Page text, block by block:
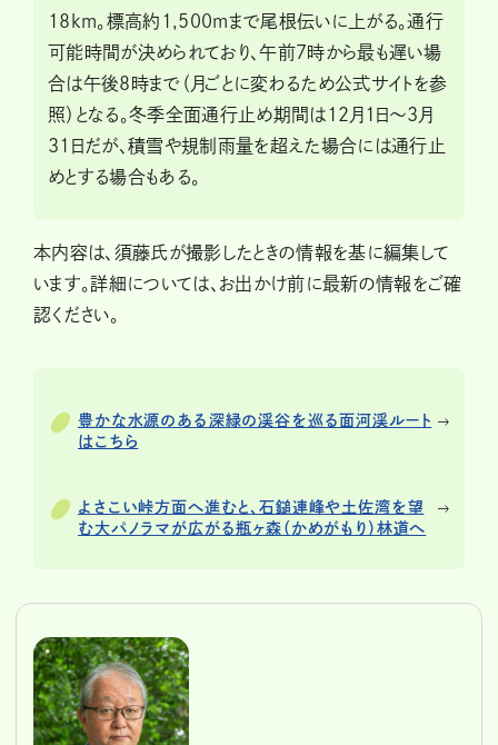
18km。標高約1,500mまで尾根伝いに上がる。通行
可能時間が決められており、午前7時から最も遅い場
合は午後8時まで（月ごとに変わるため公式サイトを参
照）となる。冬季全面通行止め期間は12月1日〜3月
31日だが、積雪や規制雨量を超えた場合には通行止
めとする場合もある。
本内容は、須藤氏が撮影したときの情報を基に編集して
います。詳細については、お出かけ前に最新の情報をご確
認ください。
豊かな水源のある深緑の渓谷を巡る面河渓ルート
はこちら
よさこい峠方面へ進むと、石鎚連峰や土佐湾を望
む大パノラマが広がる瓶ヶ森（かめがもり）林道へ